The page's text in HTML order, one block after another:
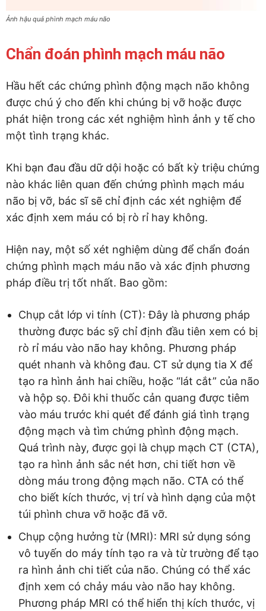
Ảnh hậu quả phình mạch máu não
Chẩn đoán phình mạch máu não
Hầu hết các chứng phình động mạch não không
được chú ý cho đến khi chúng bị vỡ hoặc được
phát hiện trong các xét nghiệm hình ảnh y tế cho
một tình trạng khác.
Khi bạn đau đầu dữ dội hoặc có bất kỳ triệu chứng
nào khác liên quan đến chứng phình mạch máu
não bị vỡ, bác sĩ sẽ chỉ định các xét nghiệm để
xác định xem máu có bị rò rỉ hay không.
Hiện nay, một số xét nghiệm dùng để chẩn đoán
chứng phình mạch máu não và xác định phương
pháp điều trị tốt nhất. Bao gồm:
Chụp cắt lớp vi tính (CT): Đây là phương pháp
thường được bác sỹ chỉ định đầu tiên xem có bị
rò rỉ máu vào não hay không. Phương pháp
quét nhanh và không đau. CT sử dụng tia X để
tạo ra hình ảnh hai chiều, hoặc “lát cắt” của não
và hộp sọ. Đôi khi thuốc cản quang được tiêm
vào máu trước khi quét để đánh giá tình trạng
động mạch và tìm chứng phình động mạch.
Quá trình này, được gọi là chụp mạch CT (CTA),
tạo ra hình ảnh sắc nét hơn, chi tiết hơn về
dòng máu trong động mạch não. CTA có thể
cho biết kích thước, vị trí và hình dạng của một
túi phình chưa vỡ hoặc đã vỡ.
Chụp cộng hưởng từ (MRI): MRI sử dụng sóng
vô tuyến do máy tính tạo ra và từ trường để tạo
ra hình ảnh chi tiết của não. Chúng có thể xác
định xem có chảy máu vào não hay không.
Phương pháp MRI có thể hiển thị kích thước, vị